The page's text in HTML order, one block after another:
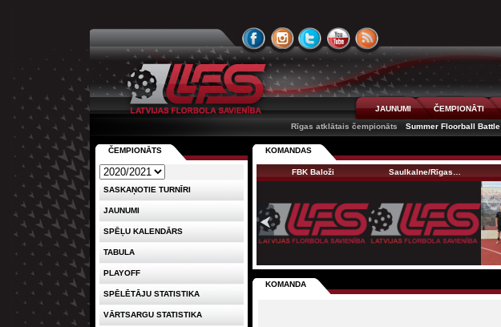
JAUNUMI ČEMPIONĀTI
Rīgas atklātais čempionāts
Summer Floorball Battle
KOMANDAS
FBK Baloži Saulkalne/Rīgas…
KOMANDA
ČEMPIONĀTS
SASKAŅOTIE TURNĪRI
JAUNUMI
SPĒĻU KALENDĀRS
TABULA
PLAYOFF
SPĒLĒTĀJU STATISTIKA
VĀRTSARGU STATISTIKA